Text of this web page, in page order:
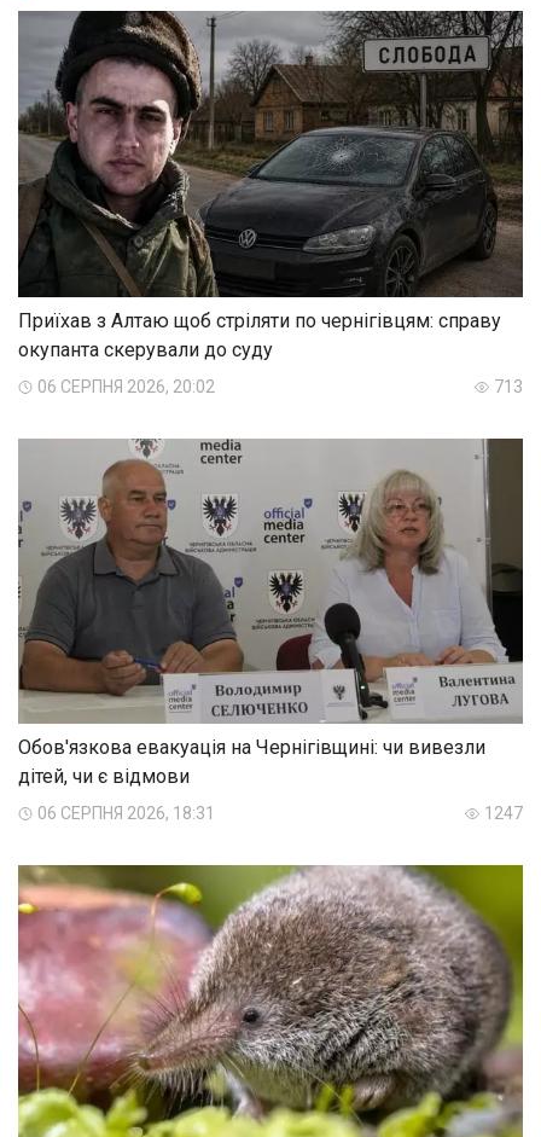
Приїхав з Алтаю щоб стріляти по чернігівцям: справу
окупанта скерували до суду
06 СЕРПНЯ 2026, 20:02 713
Обов'язкова евакуація на Чернігівщині: чи вивезли
дітей, чи є відмови
06 СЕРПНЯ 2026, 18:31 1247